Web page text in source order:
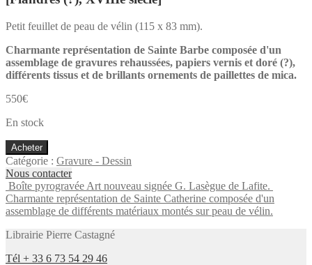
Petit feuillet de peau de vélin (115 x 83 mm).
Charmante représentation de Sainte Barbe composée d'un
assemblage de gravures rehaussées, papiers vernis et doré (?),
différents tissus et de brillants ornements de paillettes de mica.
550€
En stock
quantité
de
Charmante
représentation
de
Sainte
composée
assemblage
Acheter
Catégorie : Gravure - Dessin
Nous contacter
Boîte pyrogravée Art nouveau signée G. Lasègue de Lafite.
Charmante représentation de Sainte Catherine composée d'un
assemblage de différents matériaux montés sur peau de vélin.
Librairie Pierre Castagné
Tél + 33 6 73 54 29 46